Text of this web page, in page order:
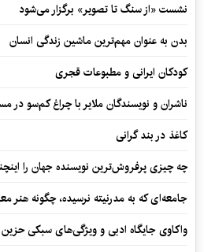
نشست «از سنگ تا تصویر» برگزار می‌شود
بدن به عنوان مهم‌ترین ماشین زندگی انسان
کودکان ایرانی و مطبوعات قجری
ناشران و نویسندگان ملایر با چراغ کم‌سو در
کاغذ در بند گرانی
چه چیزی پرفروش‌ترین نویسنده جهان را
جامعه‌ای که به مدرنیته نرسیده، چگونه هنر
واکاوی جایگاه ادبی و ویژگی‌های سبکی